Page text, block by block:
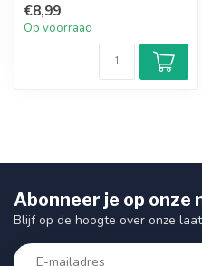
€8,99
Op voorraad
Abonneer je op onze
Blijf op de hoogte over onze